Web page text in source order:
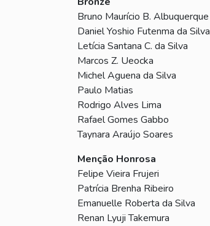
Bruno Maurício B. Albuquerque
Daniel Yoshio Futenma da Silva
Letícia Santana C. da Silva
Marcos Z. Ueocka
Michel Aguena da Silva
Paulo Matias
Rodrigo Alves Lima
Rafael Gomes Gabbo
Taynara Araújo Soares
Menção Honrosa
Felipe Vieira Frujeri
Patrícia Brenha Ribeiro
Emanuelle Roberta da Silva
Renan Lyuji Takemura